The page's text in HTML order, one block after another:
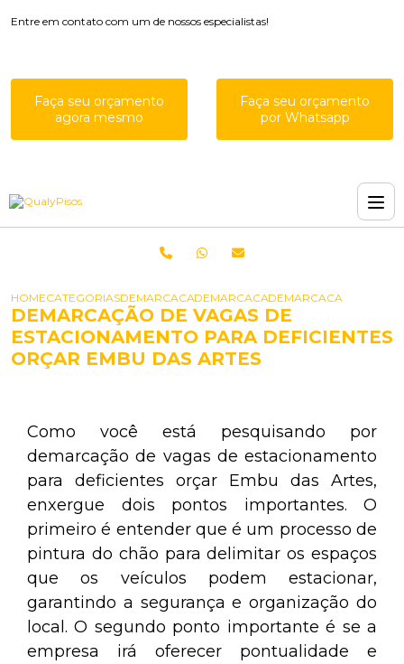
Entre em contato com um de nossos especialistas!
Faça seu orçamento
agora mesmo
Faça seu orçamento
por Whatsapp
HOMECATEGORIASDEMARCACAO PARA ESTACIONAMENTOS
DEMARCACAO DE VAGAS
DEMARCACAO DE
DEMARCAÇÃO DE VAGAS DE
ESTACIONAMENTO PARA DEFICIENTES
ORÇAR EMBU DAS ARTES
Como você está pesquisando por
demarcação de vagas de estacionamento
para deficientes orçar Embu das Artes,
enxergue dois pontos importantes. O
primeiro é entender que é um processo de
pintura do chão para delimitar os espaços
que os veículos podem estacionar,
garantindo a segurança e organização do
local. O segundo ponto importante é se a
empresa irá oferecer pontualidade e